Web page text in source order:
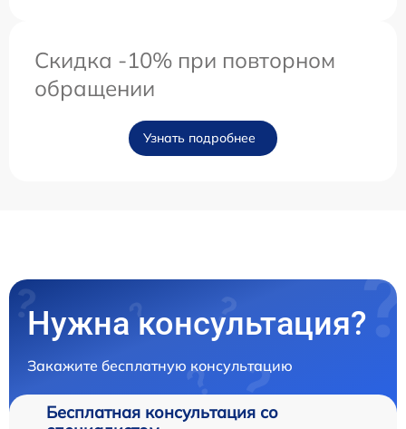
Скидка -10% при повторном
обращении
Узнать подробнее
Нужна консультация?
Закажите бесплатную консультацию
Бесплатная консультация со